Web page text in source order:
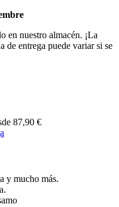
en nuestro almacén. ¡La
de entrega puede variar si se
87,90 €
y mucho más.